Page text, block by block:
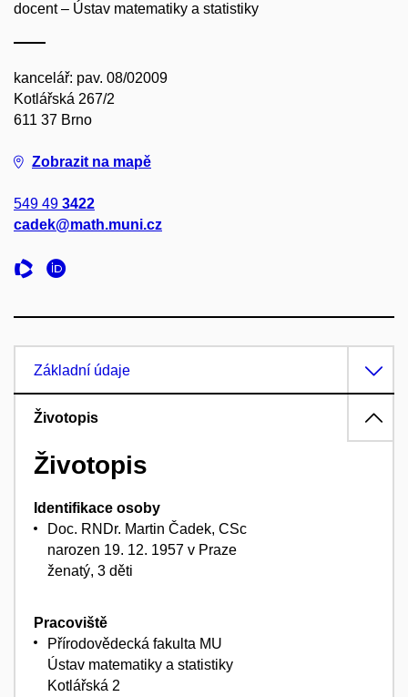
docent – Ústav matematiky a statistiky
kancelář: pav. 08/02009
Kotlářská 267/2
611 37 Brno
Zobrazit na mapě
549 49 3422
cadek@math.muni.cz
Základní údaje
Životopis
Životopis
Identifikace osoby
Doc. RNDr. Martin Čadek, CSc
narozen 19. 12. 1957 v Praze
ženatý, 3 děti
Pracoviště
Přírodovědecká fakulta MU
Ústav matematiky a statistiky
Kotlářská 2